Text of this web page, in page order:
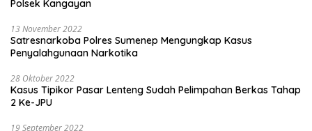
Polsek Kangayan
13 November 2022
Satresnarkoba Polres Sumenep Mengungkap Kasus
Penyalahgunaan Narkotika
28 Oktober 2022
Kasus Tipikor Pasar Lenteng Sudah Pelimpahan Berkas Tahap
2 Ke-JPU
19 September 2022